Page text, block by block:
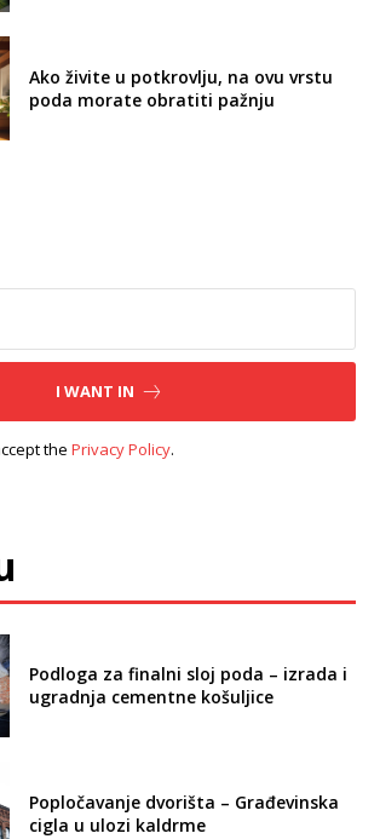
Ako živite u potkrovlju, na ovu vrstu
poda morate obratiti pažnju
I WANT IN
the Privacy Policy.
Podloga za finalni sloj poda – izrada i
ugradnja cementne košuljice
Popločavanje dvorišta – Građevinska
cigla u ulozi kaldrme